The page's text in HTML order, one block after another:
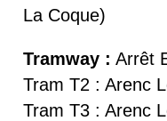
La Coque)
Tramway : Arrêt
Tram T2 : Arenc
Tram T3 : Arenc